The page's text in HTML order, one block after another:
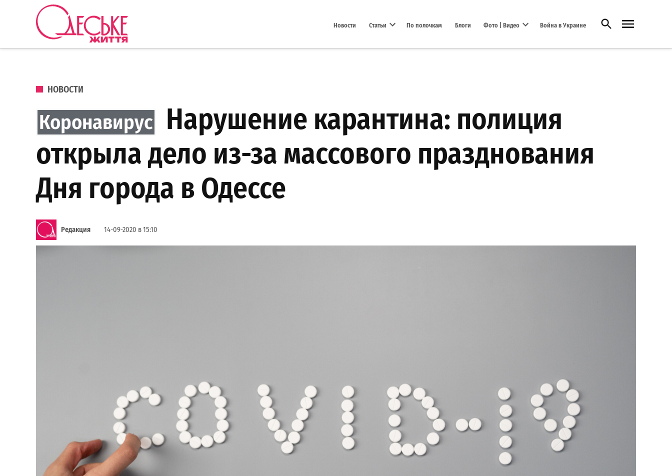
Перейти к содержанию
Новости Статьи По полочкам Блоги Фото | Видео Война в Украине Открыть поиск
ОПУБЛИКОВАНО В
НОВОСТИ
Нарушение карантина: полиция
открыла дело из-за массового празднования
Дня города в Одессе
Редакция 14-09-2020 в 15:10